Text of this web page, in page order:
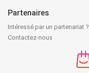
Partenaires
Intéressé par un partenariat ?
Contactez-nous